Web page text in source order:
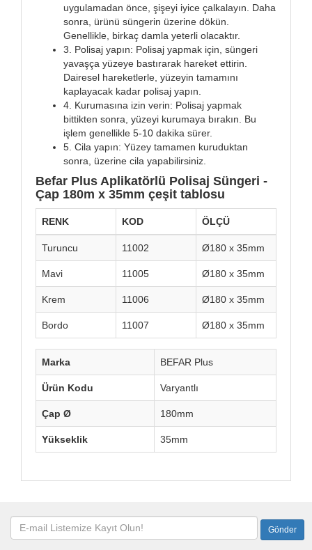
uygulamadan önce, şişeyi iyice çalkalayın. Daha
sonra, ürünü süngerin üzerine dökün.
Genellikle, birkaç damla yeterli olacaktır.
3. Polisaj yapın: Polisaj yapmak için, süngeri
yavaşça yüzeye bastırarak hareket ettirin.
Dairesel hareketlerle, yüzeyin tamamını
kaplayacak kadar polisaj yapın.
4. Kurumasına izin verin: Polisaj yapmak
bittikten sonra, yüzeyi kurumaya bırakın. Bu
işlem genellikle 5-10 dakika sürer.
5. Cila yapın: Yüzey tamamen kuruduktan
sonra, üzerine cila yapabilirsiniz.
Befar Plus Aplikatörlü Polisaj Süngeri -
Çap 180m x 35mm çeşit tablosu
RENK KOD ÖLÇÜ
Turuncu 11002 Ø180 x 35mm
Mavi 11005 Ø180 x 35mm
Krem 11006 Ø180 x 35mm
Bordo 11007 Ø180 x 35mm
Marka BEFAR Plus
Ürün Kodu Varyantlı
Çap Ø 180mm
Yükseklik 35mm